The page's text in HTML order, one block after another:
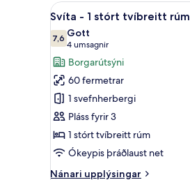
Skoða
allar
myndir
fyrir
Svíta
-
stórt
tvíbreitt
rúm
7
Svíta - 1 stórt tvíbreitt rúm
7,67,6 af 10
Gott
4 umsagnir
(4
umsagnir)
Borgarútsýni
60 fermetrar
1 svefnherbergi
Pláss fyrir 3
1 stórt tvíbreitt rúm
Ókeypis þráðlaust net
Nánari upplýsingar
Nánari